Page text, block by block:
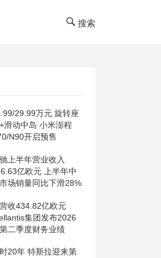
搜索
29.99万元 旋转座
滑动中岛 小米澎程
N90开启预售
上半年营业收入
亿欧元 上半年中
场销量同比下滑28%
收434.82亿欧元
集团发布2026
二季度财务业绩
20年 特斯拉迎来第